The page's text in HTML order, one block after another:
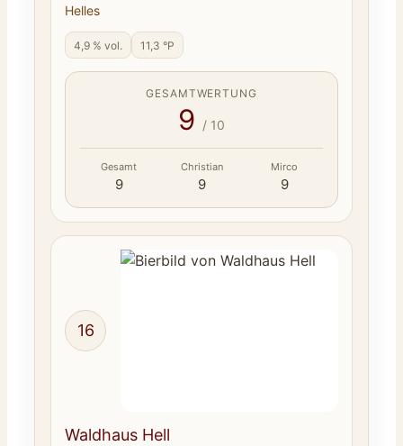
Helles
4,9 % vol. 11,3 °P
GESAMTWERTUNG
9 / 10
Gesamt
9
Christian
9
Mirco
9
16
Waldhaus Hell